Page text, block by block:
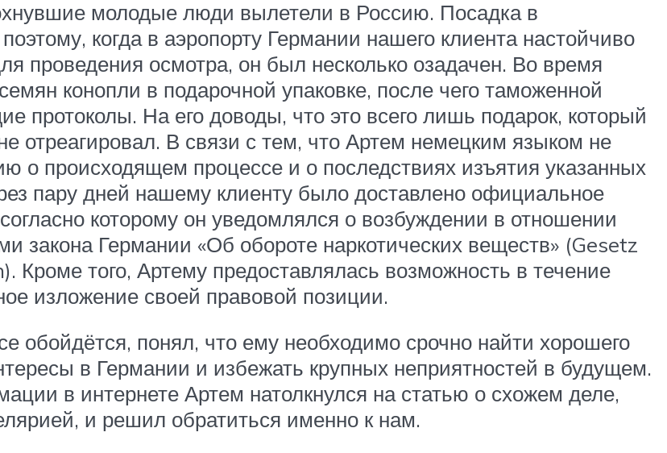
молодые люди вылетели в Россию. Посадка в
когда в аэропорту Германии нашего клиента настойчиво
проведения осмотра, он был несколько озадачен. Во время
конопли в подарочной упаковке, после чего таможенной
протоколы. На его доводы, что это всего лишь подарок, который
отреагировал. В связи с тем, что Артем немецким языком не
о происходящем процессе и о последствиях изъятия указанных
пару дней нашему клиенту было доставлено официальное
которому он уведомлялся о возбуждении в отношении
закона Германии «Об обороте наркотических веществ» (Gesetz
того, Артему предоставлялась возможность в течение
изложение своей правовой позиции.
обойдётся, понял, что ему необходимо срочно найти хорошего
в Германии и избежать крупных неприятностей в будущем.
в интернете Артем натолкнулся на статью о схожем деле,
и решил обратиться именно к нам.